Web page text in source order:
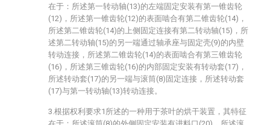
在于：所述第一转动轴(13)的左端固定安装有第一锥齿轮
(12)，所述第一锥齿轮(12)的表面啮合有第二锥齿轮(14)，
所述第二锥齿轮(14)的上侧固定连接有第二转动轴(15)，所
述第二转动轴(15)的另一端通过轴承座与固定壳(9)的内壁
转动连接，所述第二锥齿轮(14)的表面啮合有第三锥齿轮
(16)，所述第三锥齿轮(16)的内部固定安装有转动套(17)，
所述转动套(17)的另一端与滚筒(8)固定连接，所述转动套
(17)与第一转动轴(13)转动连接。
3.根据权利要求1所述的一种用于茶叶的烘干装置，其特征